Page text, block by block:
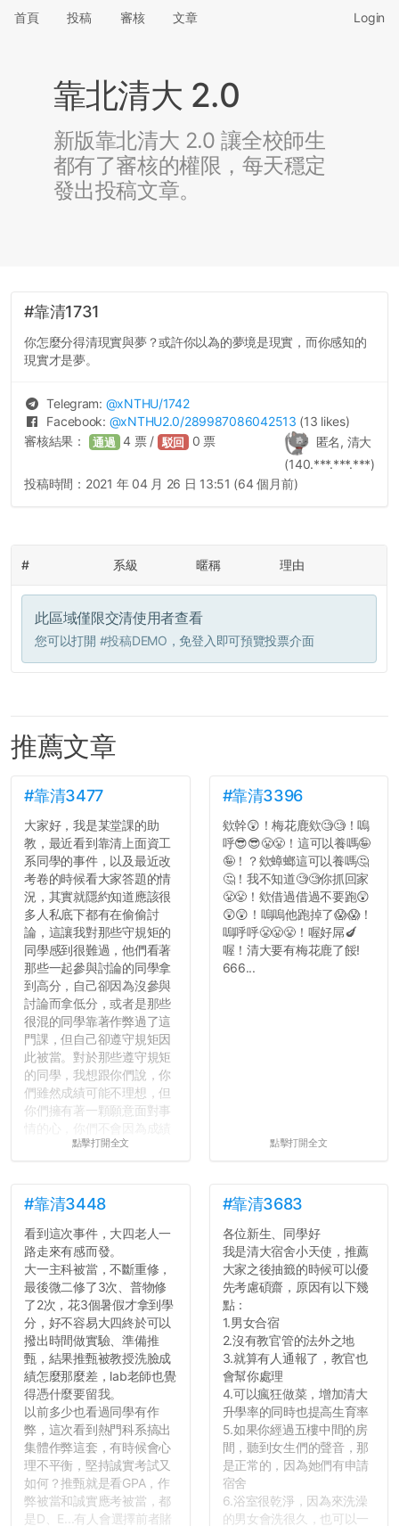
首頁 投稿 審核 文章 Login
靠北清大 2.0
新版靠北清大 2.0 讓全校師生
都有了審核的權限，每天穩定
發出投稿文章。
#靠清1731
你怎麼分得清現實與夢？或許你以為的夢境是現實，而你感知的
現實才是夢。
Telegram: @xNTHU/1742
Facebook: @xNTHU2.0/289987086042513 (13 likes)
匿名, 清大
(140.***.***.***)
審核結果： 通過 4 票 / 駁回 0 票
投稿時間： 2021 年 04 月 26 日 13:51 (64 個月前)
# 系級 暱稱 理由
此區域僅限交清使用者查看
您可以打開 #投稿DEMO ，免登入即可預覽投票介面
推薦文章
#靠清3477
大家好，我是某堂課的助
教，最近看到靠清上面資工
系同學的事件，以及最近改
考卷的時候看大家答題的情
況，其實就隱約知道應該很
多人私底下都有在偷偷討
論，這讓我對那些守規矩的
同學感到很難過，他們看著
那些一起參與討論的同學拿
到高分，自己卻因為沒參與
討論而拿低分，或者是那些
很混的同學靠著作弊過了這
門課，但自己卻遵守規矩因
此被當。對於那些遵守規矩
的同學，我想跟你們說，你
們雖然成績可能不理想，但
你們擁有著一顆願意面對事
壓力而選擇逃避(作弊)，在
績無法體現你們的努力，但
往後你們正直的態度一定會
讓你們在社會上適應得更
好。最後，那些作弊的同
學，你們要瞭解到作弊對你
們而言是沒有任何好處的，
大學是你們唯一可以勇敢認
錯但不需要付出太大代價的
地方，你們在這時候如果不
會學會...
點擊打開全文
#靠清3396
欸幹😲！梅花鹿欸🧐🧐！嗚
呼😎😎😤😤！這可以養嗎🤪
🤪！？欸蟑螂這可以養嗎🤔
🤔！我不知道🧐🧐你抓回家
😤😤！欸借過借過不要跑😲
😲😲！嗚嗚他跑掉了😱😱！
嗚呼呼😤😤😤！喔好屌🍆
喔！清大要有梅花鹿了餒!
666...
點擊打開全文
#靠清3448
看到這次事件，大四老人一
路走來有感而發。
大一主科被當，不斷重修，
最後微二修了3次、普物修
了2次，花3個暑假才拿到學
分，好不容易大四終於可以
撥出時間做實驗、準備推
甄，結果推甄被教授洗臉成
績怎麼那麼差，lab老師也覺
得憑什麼要留我。
以前多少也看過同學有作
弊，這次看到熱門科系搞出
集體作弊這套，有時候會心
理不平衡，堅持誠實考試又
如何？推甄就是看GPA，作
弊被當和誠實應考被當，都
是D、E...有人會選擇前者賭
#靠清3683
各位新生、同學好
我是清大宿舍小天使，推薦
大家之後抽籤的時候可以優
先考慮碩齋，原因有以下幾
點：
1.男女合宿
2.沒有教官管的法外之地
3.就算有人通報了，教官也
會幫你處理
4.可以瘋狂做菜，增加清大
升學率的同時也提高生育率
5.如果你經過五樓中間的房
間，聽到女生們的聲音，那
是正常的，因為她們有申請
宿舍
6.浴室很乾淨，因為來洗澡
的男女會洗很久，也可以一